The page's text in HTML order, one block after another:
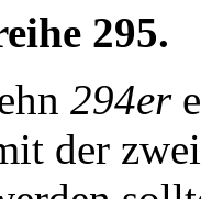
295.
294er
der